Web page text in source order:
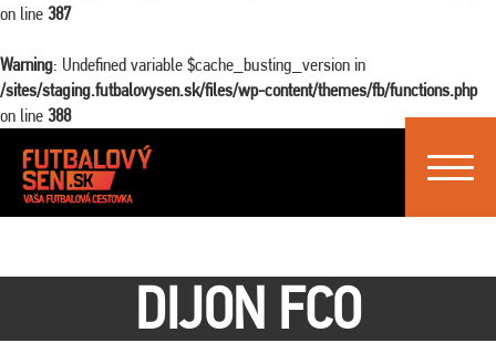
on line 387
Warning: Undefined variable $cache_busting_version in
/sites/staging.futbalovysen.sk/files/wp-content/themes/fb/functions.php
on line 388
Toggle
DIJON FCO